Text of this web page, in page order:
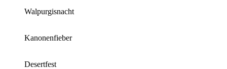
Walpurgisnacht
Kanonenfieber
Desertfest